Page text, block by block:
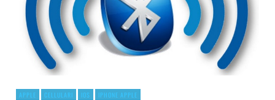
APPLE CELLULARI IOS IPHONE APPLE